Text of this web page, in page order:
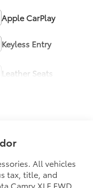
Apple CarPlay
Keyless Entry
Leather Seats
All vehicles
tax, title, and
Camry XLE FWD